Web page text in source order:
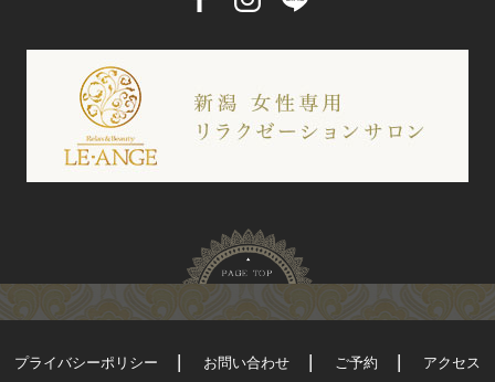
プライバシーポリシー お問い合わせ ご予約 アクセス